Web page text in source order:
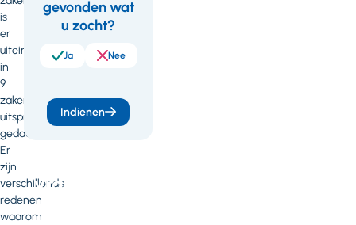
is
er
uiteindelijk
in
9
zaken
uitspraak
gedaan.
Er
zijn
verschillende
redenen
waarom
Wil
meer
of
vragen
of
Feedback
gevonden wat
u zocht?
Ja Nee
Indienen